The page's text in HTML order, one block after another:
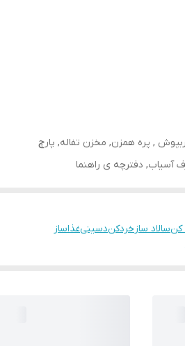
, پره همزن, مخزن تفاله, پارچ
آسیاب, دفترچه ی راهنما
کنسالاد سازخردکندسینیغذاساز